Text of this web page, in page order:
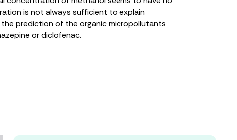
is not always sufficient to explain
prediction of the organic micropollutants
or diclofenac.